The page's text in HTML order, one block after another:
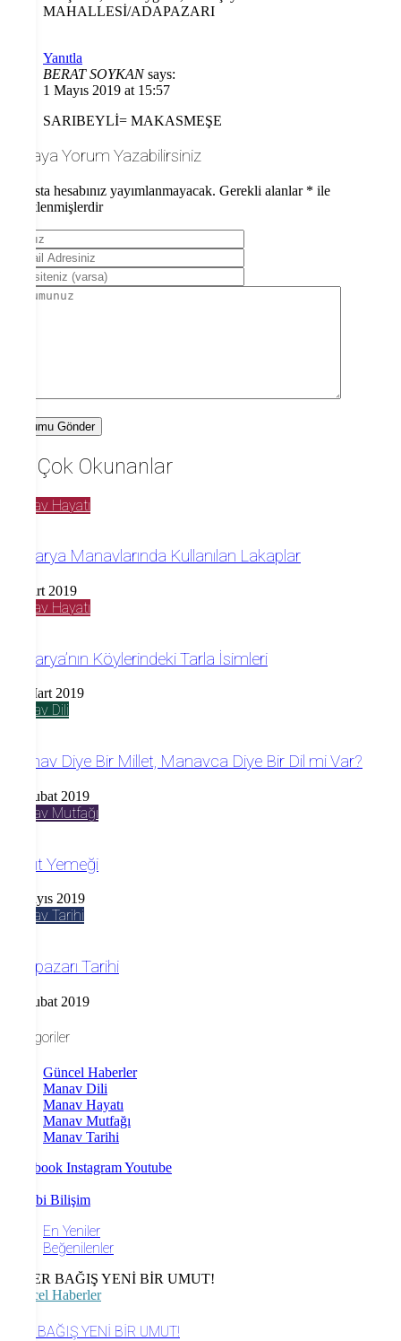
MAHALLESİ/ADAPAZARI
Yanıtla
BERAT SOYKAN says:
1 Mayıs 2019 at 15:57
SARIBEYLİ= MAKASMEŞE
Buraya Yorum Yazabilirsiniz
E-posta hesabınız yayımlanmayacak. Gerekli alanlar * ile
işaretlenmişlerdir
En Çok Okunanlar
Manav Hayatı
Sakarya Manavlarında Kullanılan Lakaplar
2 Mart 2019
Manav Hayatı
Sakarya’nın Köylerindeki Tarla İsimleri
23 Mart 2019
Manav Dili
Manav Diye Bir Millet, Manavca Diye Bir Dil mi Var?
18 Şubat 2019
Manav Mutfağı
Pıtpıt Yemeği
2 Mayıs 2019
Manav Tarihi
Adapazarı Tarihi
18 Şubat 2019
Kategoriler
Güncel Haberler
Manav Dili
Manav Hayatı
Manav Mutfağı
Manav Tarihi
Facebook InstagramYoutube
En Yeniler
Beğenilenler
Güncel Haberler
HER BAĞIŞ YENİ BİR UMUT!